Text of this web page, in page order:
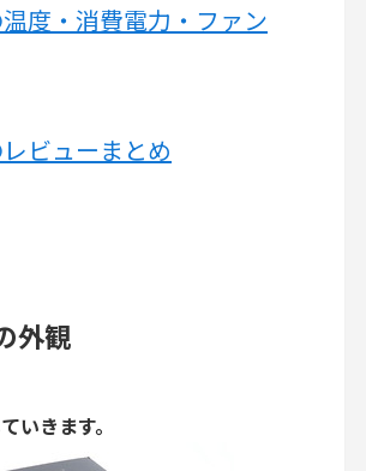
温度・消費電力・ファン
レビューまとめ
外観
いきます。